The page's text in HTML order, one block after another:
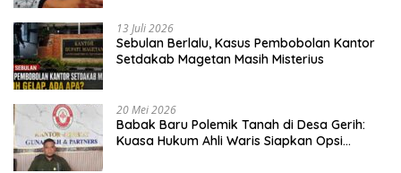
13 Juli 2026
Sebulan Berlalu, Kasus Pembobolan Kantor
Setdakab Magetan Masih Misterius
20 Mei 2026
Babak Baru Polemik Tanah di Desa Gerih:
Kuasa Hukum Ahli Waris Siapkan Opsi